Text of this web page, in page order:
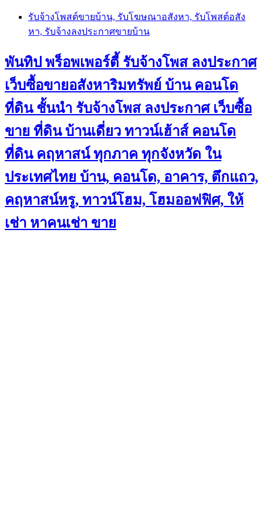
Skip
content
รับจ้างโพสต์ขายบ้าน, รับโฆษณาอสังหา, รับโพสต์อสัง
หา, รับจ้างลงประกาศขายบ้าน
พันทิป พร็อพเพอร์ตี้ รับจ้างโพส ลงประกาศ
เว็บซื้อขายอสังหาริมทรัพย์ บ้าน คอนโด
ที่ดิน ชั้นนำ รับจ้างโพส ลงประกาศ เว็บซื้อ
ขาย ที่ดิน บ้านเดี่ยว ทาวน์เฮ้าส์ คอนโด
ที่ดิน คฤหาสน์ ทุกภาค ทุกจังหวัด ใน
ประเทศไทย บ้าน, คอนโด, อาคาร, ตึกแถว,
คฤหาสน์หรู, ทาวน์โฮม, โฮมออฟฟิศ, ให้
เช่า หาคนเช่า ขาย